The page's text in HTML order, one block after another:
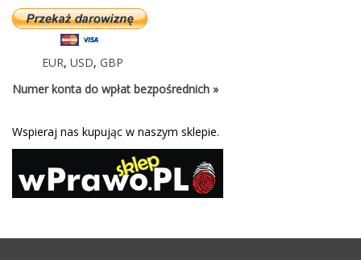
EUR, USD, GBP
Numer konta do wpłat bezpośrednich »
Wspieraj nas kupując w naszym sklepie.